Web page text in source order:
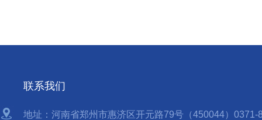
联系我们
地址：河南省郑州市惠济区开元路79号（450044）0371-